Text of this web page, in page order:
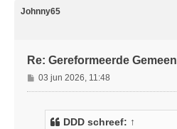
Johnny65
Re: Gereformeerde
B
e
03 jun 2026, 11:48
DDD schreef: ↑